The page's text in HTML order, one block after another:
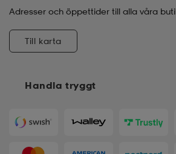
Handla tryggt
Adresser och öppettider till alla våra
Till karta